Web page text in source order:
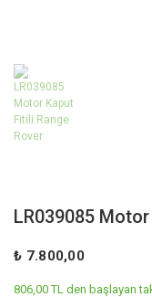
LR039085
₺ 7.800,00
806,00 TL den başlayan